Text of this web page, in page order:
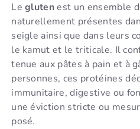
Leglutenest un ensemble
naturellement présentes
seigle ainsi que dans leurs
le kamut et le triticale. Il
tenue aux pâtes à pain et à
personnes, ces protéines
immunitaire, digestive ou
une éviction stricte ou
posé.